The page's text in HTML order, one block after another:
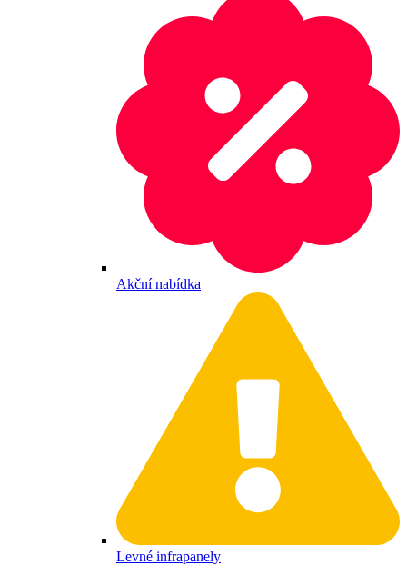
Akční nabídka
Levné infrapanely